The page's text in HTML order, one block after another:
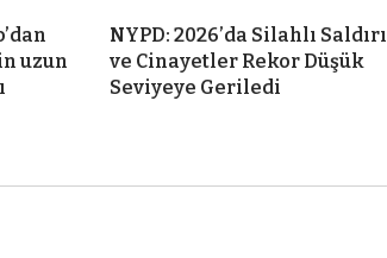
uzun
NYPD: 2026’da Silahlı Saldırı
ve Cinayetler Rekor Düşük
Seviyeye Geriledi